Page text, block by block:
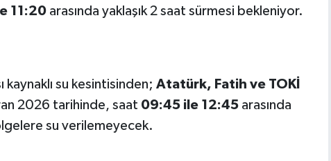
11:20arasında yaklaşık 2 saat sürmesi bekleniyor.
kaynaklı su kesintisinden; Atatürk, Fatih ve TOKİ
2026 tarihinde, saat 09:45 ile 12:45arasında
su verilemeyecek.